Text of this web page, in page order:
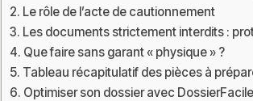
Le rôle de l’acte de cautionnement
Les documents strictement interdits :
Que faire sans garant « physique » ?
Tableau récapitulatif des pièces à
Optimiser son dossier avec DossierFacile